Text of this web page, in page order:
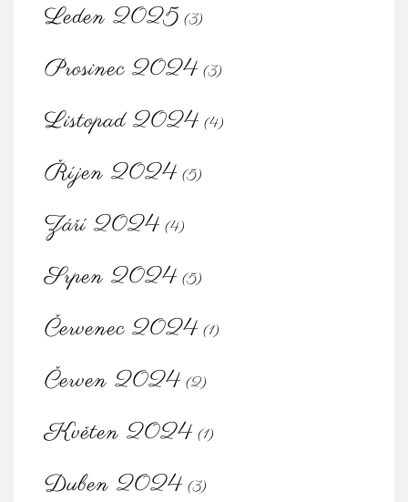
Leden 2025 (3)
Prosinec 2024 (3)
Listopad 2024 (4)
Říjen 2024 (5)
Září 2024 (4)
Srpen 2024 (5)
Červenec 2024 (1)
Červen 2024 (2)
Květen 2024 (1)
Duben 2024 (3)